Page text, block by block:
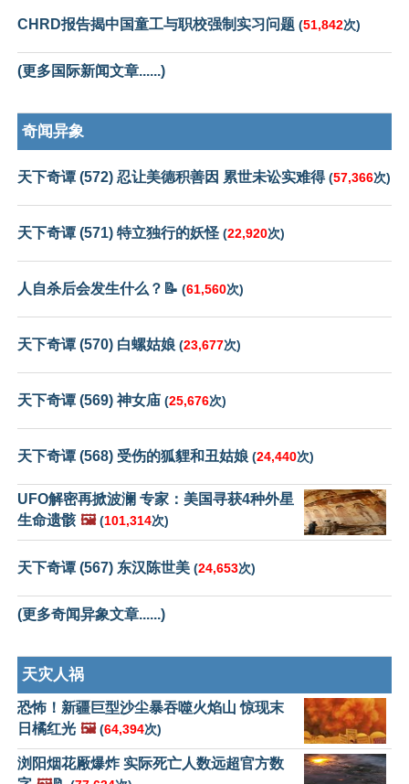
CHRD报告揭中国童工与职校强制实习问题 (51,842次)
(更多国际新闻文章......)
奇闻异象
天下奇谭 (572) 忍让美德积善因 累世未讼实难得(57,366次)
天下奇谭 (571) 特立独行的妖怪 (22,920次)
人自杀后会发生什么？📝 (61,560次)
天下奇谭 (570) 白螺姑娘 (23,677次)
天下奇谭 (569) 神女庙 (25,676次)
天下奇谭 (568) 受伤的狐貍和丑姑娘 (24,440次)
UFO解密再掀波澜 专家：美国寻获4种外星
生命遗骸 🖼️ (101,314次)
天下奇谭 (567) 东汉陈世美 (24,653次)
(更多奇闻异象文章......)
天灾人祸
恐怖！新疆巨型沙尘暴吞噬火焰山 惊现末
日橘红光 🖼️ (64,394次)
浏阳烟花厰爆炸 实际死亡人数远超官方数